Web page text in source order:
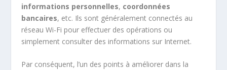
informations personnelles, coordonnées
bancaires, etc. Ils sont généralement connectés au
réseau Wi-Fi pour effectuer des opérations ou
simplement consulter des informations sur Internet.
Par conséquent, l’un des points à améliorer dans la